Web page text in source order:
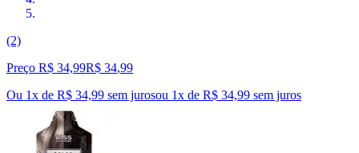
(2)
Preço R$ 34,99R$ 34,99
Ou 1x de R$ 34,99 sem jurosou 1x de R$ 34,99 sem juros